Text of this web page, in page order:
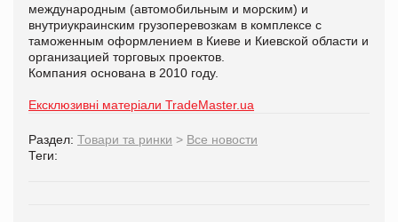
международным (автомобильным и морским) и
внутриукраинским грузоперевозкам в комплексе с
таможенным оформлением в Киеве и Киевской области и
организацией торговых проектов.
Компания основана в 2010 году.
Ексклюзивні матеріали TradeMaster.ua
Раздел: Товари та ринки > Все новости
Теги: